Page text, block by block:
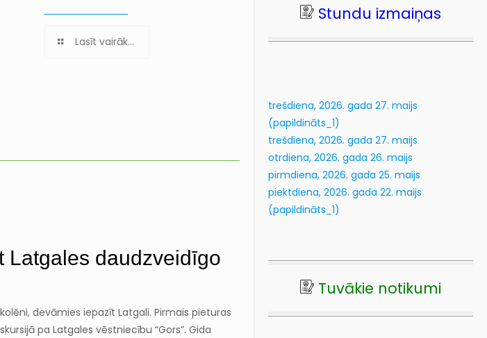
Lasīt vairāk... Lasīt vairāk...
Latgales daudzveidīgo
devāmies iepazīt Latgali. Pirmais pieturas
pa Latgales vēstniecību “Gors”. Gida
Stundu izmaiņas
trešdiena, 2026. gada 27. maijs
(papildināts_1)
trešdiena, 2026. gada 27. maijs
otrdiena, 2026. gada 26. maijs
pirmdiena, 2026. gada 25. maijs
piektdiena, 2026. gada 22. maijs
(papildināts_1)
Tuvākie notikumi